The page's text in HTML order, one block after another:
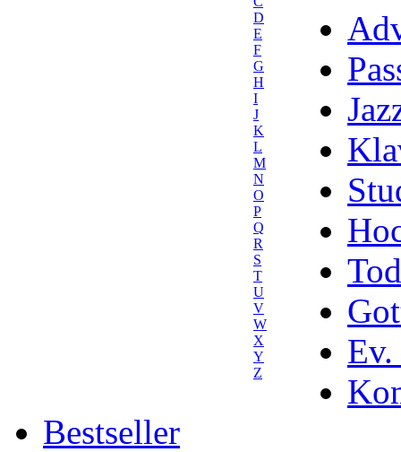
D
E
F
G
H
I
J
K
L
M
N
O
P
Q
R
S
T
U
V
W
X
Y
Z
Ev.
Bestseller